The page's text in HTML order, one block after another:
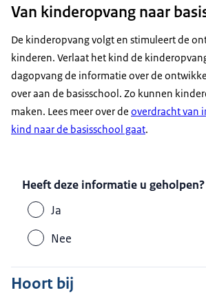
Van kinderopvang naar
De kinderopvang volgt en stimuleert de
kinderen. Verlaat het kind de
dagopvang de informatie over de
over aan de basisschool. Zo kunnen
maken. Lees meer over de overdracht van
kind naar de basisschool gaat.
Heeft deze informatie u geholpen?
Ja
Nee
Hoort bij